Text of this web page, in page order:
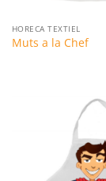
HORECA TEXTIEL
Muts a la Chef